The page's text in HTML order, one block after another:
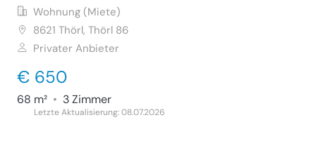
Wohnung (Miete)
8621 Thörl, Thörl 86
Privater Anbieter
€ 650
68 m² • 3 Zimmer
Letzte Aktualisierung: 08.07.2026